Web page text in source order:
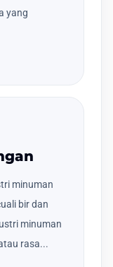
yang
minuman
bir dan
minuman
rasa...